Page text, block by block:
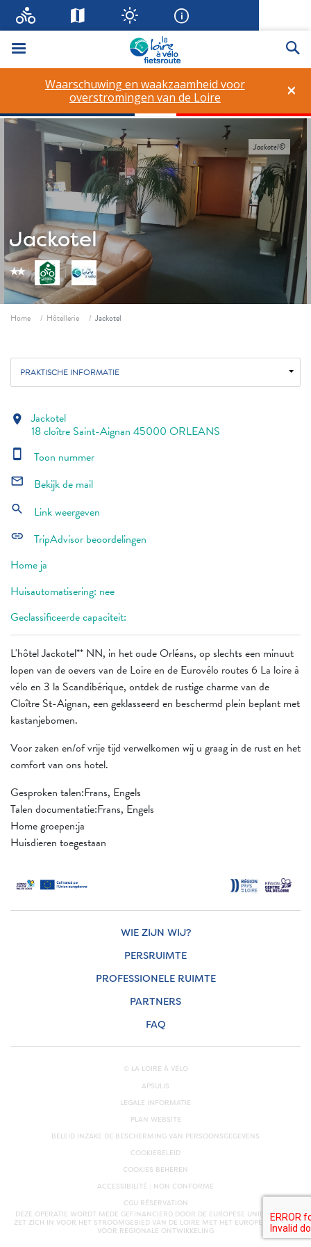
Menu
×
Waarschuwing en waakzaamheid voor
overstromingen van de Loire
Jackotel
star_ratestar_rate
Jackotel©
Fil d'ariane
Home Hôtellerie Jackotel
PRAKTISCHE INFORMATIE
L'hôtel Jackotel** NN, in het oude Orléans, op slechts een minuut
lopen van de oevers van de Loire en de Eurovélo routes 6 La loire à
vélo en 3 la Scandibérique, ontdek de rustige charme van de
Cloître St-Aignan, een geklasseerd en beschermd plein beplant met
kastanjebomen.
Voor zaken en/of vrije tijd verwelkomen wij u graag in de rust en het
comfort van ons hotel.
Gesproken talen:Frans, Engels
Talen documentatie:Frans, Engels
Home groepen:ja
Huisdieren toegestaan
location_on Jackotel
18 cloître Saint-Aignan 45000 ORLEANS
smartphone Toon nummer
mail_outline Bekijk de mail
search Link weergeven
link
TripAdvisor beoordelingen
Home ja
Huisautomatisering: nee
Geclassificeerde capaciteit:
WIE ZIJN WIJ?
PERSRUIMTE
PROFESSIONELE RUIMTE
PARTNERS
FAQ
© LA LOIRE À VÉLO
APSULIS
LEGALE INFORMATIE
PLAN WEBSITE
BELEID INZAKE DE BESCHERMING VAN PERSOONSGEGEVENS
COOKIEBELEID
COOKIES BEHEREN
ACCESSIBILITÉ : NON CONFORME
CGU RÉSERVATION
DEZE OPERATIE WORDT MEDE GEFINANCIERD DOOR DE EUROPESE UNIE. EUROPA
ZET ZICH IN VOOR HET STROOMGEBIED VAN DE LOIRE MET HET EUROPEES FONDS
VOOR REGIONALE ONTWIKKELING